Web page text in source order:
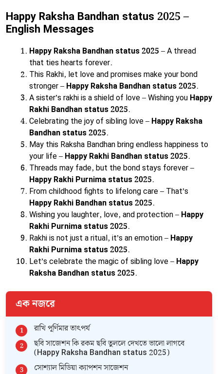
Happy Raksha Bandhan status 2025 –
English Messages
Happy Raksha Bandhan status 2025 – A thread
that ties hearts forever.
This Rakhi, let love and promises make your bond
stronger – Happy Raksha Bandhan status 2025.
A sister’s rakhi is a shield of love – Wishing you Happy
Rakhi Bandhan status 2025.
Celebrating the joy of sibling love – Happy Raksha
Bandhan status 2025.
May this Raksha Bandhan bring endless happiness to
your life – Happy Rakhi Bandhan status 2025.
Threads may fade, but the bond stays forever –
Happy Rakhi Purnima status 2025.
From childhood fights to lifelong care – That’s
Happy Rakhi Bandhan status 2025.
Wishing you laughter, love, and protection – Happy
Rakhi Purnima status 2025.
Rakhi is not just a ritual, it’s an emotion – Happy
Rakhi Purnima status 2025.
Let’s celebrate the magic of sibling love – Happy
Raksha Bandhan status 2025.
এক নজরে
রাখি পূর্ণিমার তাৎপর্য
ছবি সাজেশন কি রকম ছবি তুললে দেখতে ভালো লাগবে
(Happy Raksha Bandhan status 2025)
সোশ্যাল মিডিয়া ক্যাপশন সাজেশন